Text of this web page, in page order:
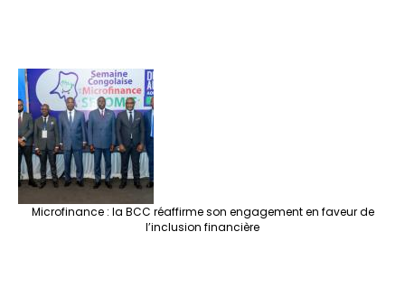
Microfinance : la BCC réaffirme son engagement en faveur de
l’inclusion financière